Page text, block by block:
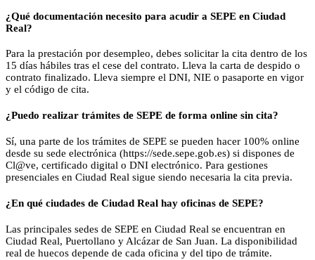
¿Qué documentación necesito para acudir a SEPE en Ciudad
Real?
Para la prestación por desempleo, debes solicitar la cita dentro de los
15 días hábiles tras el cese del contrato. Lleva la carta de despido o
contrato finalizado. Lleva siempre el DNI, NIE o pasaporte en vigor
y el código de cita.
¿Puedo realizar trámites de SEPE de forma online sin cita?
Sí, una parte de los trámites de SEPE se pueden hacer 100% online
desde su sede electrónica (https://sede.sepe.gob.es) si dispones de
Cl@ve, certificado digital o DNI electrónico. Para gestiones
presenciales en Ciudad Real sigue siendo necesaria la cita previa.
¿En qué ciudades de Ciudad Real hay oficinas de SEPE?
Las principales sedes de SEPE en Ciudad Real se encuentran en
Ciudad Real, Puertollano y Alcázar de San Juan. La disponibilidad
real de huecos depende de cada oficina y del tipo de trámite.